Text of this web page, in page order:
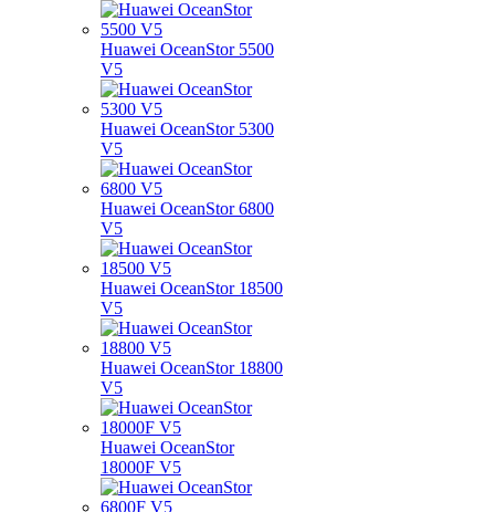
Huawei OceanStor 5500
V5
Huawei OceanStor 5300
V5
Huawei OceanStor 6800
V5
Huawei OceanStor 18500
V5
Huawei OceanStor 18800
V5
Huawei OceanStor
18000F V5